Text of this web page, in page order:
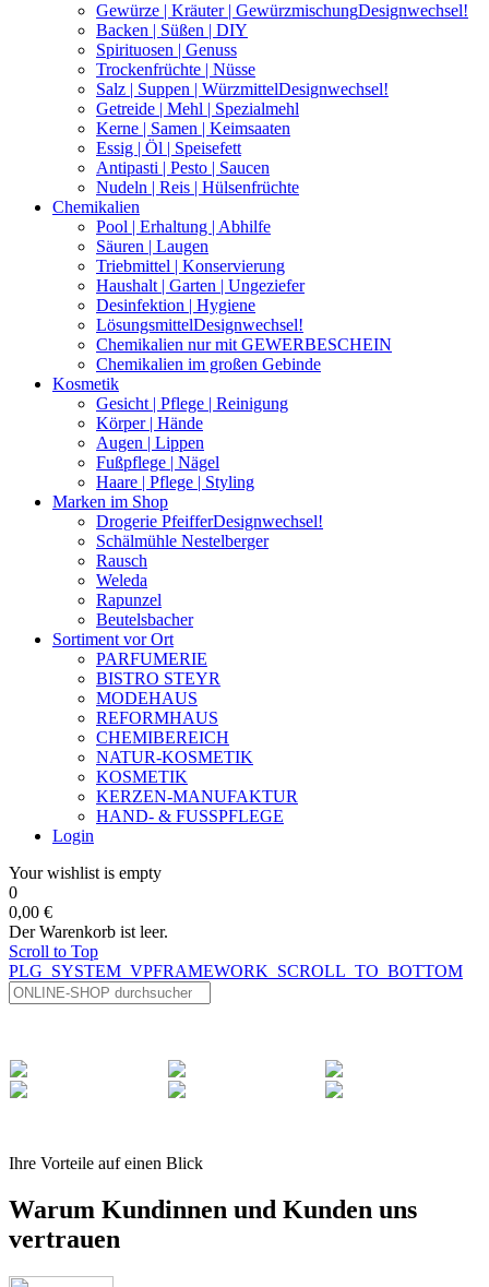
Gewürze | Kräuter | GewürzmischungDesignwechsel!
Backen | Süßen | DIY
Spirituosen | Genuss
Trockenfrüchte | Nüsse
Salz | Suppen | WürzmittelDesignwechsel!
Getreide | Mehl | Spezialmehl
Kerne | Samen | Keimsaaten
Essig | Öl | Speisefett
Antipasti | Pesto | Saucen
Nudeln | Reis | Hülsenfrüchte
Chemikalien
Pool | Erhaltung | Abhilfe
Säuren | Laugen
Triebmittel | Konservierung
Haushalt | Garten | Ungeziefer
Desinfektion | Hygiene
LösungsmittelDesignwechsel!
Chemikalien nur mit GEWERBESCHEIN
Chemikalien im großen Gebinde
Kosmetik
Gesicht | Pflege | Reinigung
Körper | Hände
Augen | Lippen
Fußpflege | Nägel
Haare | Pflege | Styling
Marken im Shop
Drogerie PfeifferDesignwechsel!
Schälmühle Nestelberger
Rausch
Weleda
Rapunzel
Beutelsbacher
Sortiment vor Ort
PARFUMERIE
BISTRO STEYR
MODEHAUS
REFORMHAUS
CHEMIBEREICH
NATUR-KOSMETIK
KOSMETIK
KERZEN-MANUFAKTUR
HAND- & FUSSPFLEGE
Login
Your wishlist is empty
0
0,00 €
Der Warenkorb ist leer.
Scroll to Top
PLG_SYSTEM_VPFRAMEWORK_SCROLL_TO_BOTTOM
Ihre Vorteile auf einen Blick
Warum Kundinnen und Kunden uns
vertrauen